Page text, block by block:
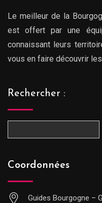
Le meilleur de la
est offert par une
connaissant leurs
vous en faire découvrir
Rechercher :
Coordonnées
Guides Bourgogne –